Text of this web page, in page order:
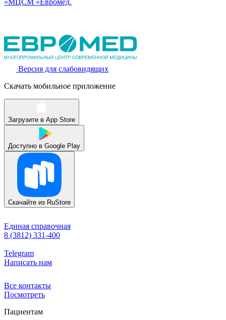
Версия для слабовидящих
Скачать мобильное приложение
Загрузите в App Store
Доступно в Google Play
Скачайте из RuStore
Единая справочная
8 (3812) 331-400
Telegram
Написать нам
Все контакты
Посмотреть
Пациентам